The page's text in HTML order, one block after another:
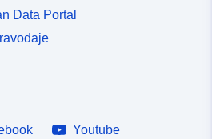
Data Portal
Youtube